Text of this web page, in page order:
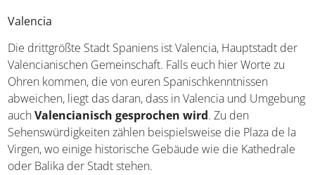
Valencia
Die drittgrößte Stadt Spaniens ist Valencia, Hauptstadt
der Valencianischen Gemeinschaft. Falls euch hier Worte
zu Ohren kommen, die von euren Spanischkenntnissen
abweichen, liegt das daran, dass in Valencia und
Umgebung auchValencianisch gesprochen wird
den Sehenswürdigkeiten zählen beispielsweise die Plaza
de la Virgen, wo einige historische Gebäude wie die
Kathedrale oder Balika der Stadt stehen.